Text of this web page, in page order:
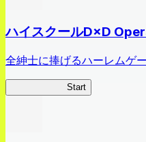
ハイスクールD×D
全紳士に捧げるハーレムゲ
Start